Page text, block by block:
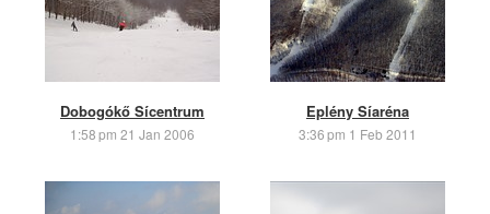
Dobogókő Sícentrum
1:58 pm 21 Jan 2006
Eplény Síaréna
3:36 pm 1 Feb 2011